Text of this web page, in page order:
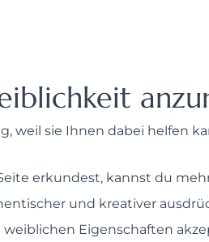
weil sie Ihnen dabei helfen
erkundest, kannst du
und kreativer
weiblichen Eigenschaften